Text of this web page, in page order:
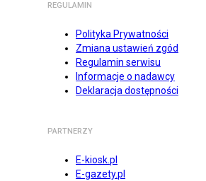
REGULAMIN
Polityka Prywatności
Zmiana ustawień zgód
Regulamin serwisu
Informacje o nadawcy
Deklaracja dostępności
PARTNERZY
E-kiosk.pl
E-gazety.pl